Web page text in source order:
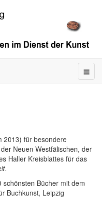
2013) für besondere
Neuen Westfälischen, der
Haller Kreisblattes für das
.
Bücher mit dem
Buchkunst, Leipzig